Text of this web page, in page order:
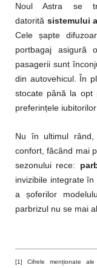
Noul Astra se
datorită sistemului
Cele șapte
portbagaj asigură
pasagerii sunt
din autovehicul. În
stocate până la opt
preferințele
Nu în ultimul
confort, făcând mai
sezonului rece:
invizibile integrate
a șoferilor
parbrizul nu se mai
[1] Cifrele menționate